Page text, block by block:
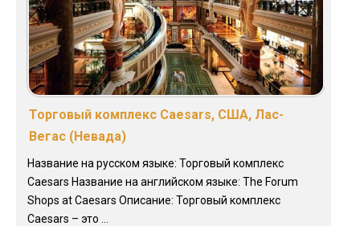
Торговый комплекс Caesars, США, Лас-
Вегас (Невада)
Название на русском языке: Торговый комплекс
Caesars Название на английском языке: The Forum
Shops at Caesars Описание: Торговый комплекс
Caesars – это ...